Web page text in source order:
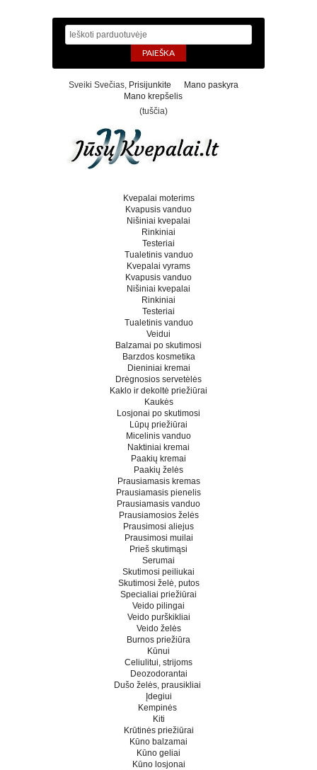
Sveiki Svečias, Prisijunkite
Mano paskyra
Mano krepšelis
(tuščia)
Kvepalai moterims
Kvapusis vanduo
Nišiniai kvepalai
Rinkiniai
Testeriai
Tualetinis vanduo
Kvepalai vyrams
Kvapusis vanduo
Nišiniai kvepalai
Rinkiniai
Testeriai
Tualetinis vanduo
Veidui
Balzamai po skutimosi
Barzdos kosmetika
Dieniniai kremai
Drėgnosios servetėlės
Kaklo ir dekoltė priežiūrai
Kaukės
Losjonai po skutimosi
Lūpų priežiūrai
Micelinis vanduo
Naktiniai kremai
Paakių kremai
Paakių želės
Prausiamasis kremas
Prausiamasis pienelis
Prausiamasis vanduo
Prausiamosios želės
Prausimosi aliejus
Prausimosi muilai
Prieš skutimąsi
Serumai
Skutimosi peiliukai
Skutimosi želė, putos
Specialiai priežiūrai
Veido pilingai
Veido purškikliai
Veido želės
Burnos priežiūra
Kūnui
Celiulitui, strijoms
Deozodorantai
Dušo želės, prausikliai
Įdegiui
Kempinės
Kiti
Krūtinės priežiūrai
Kūno balzamai
Kūno geliai
Kūno losjonai